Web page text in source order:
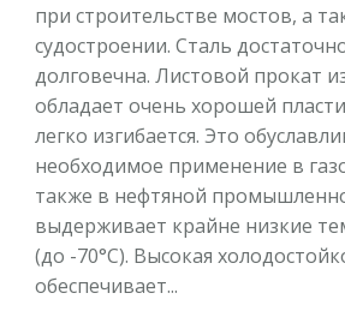
при строительстве мостов, а
судостроении. Сталь
долговечна. Листовой прокат
обладает очень хорошей
легко изгибается. Это
необходимое применение в
также в нефтяной
выдерживает крайне низкие
(до -70°С). Высокая
обеспечивает...